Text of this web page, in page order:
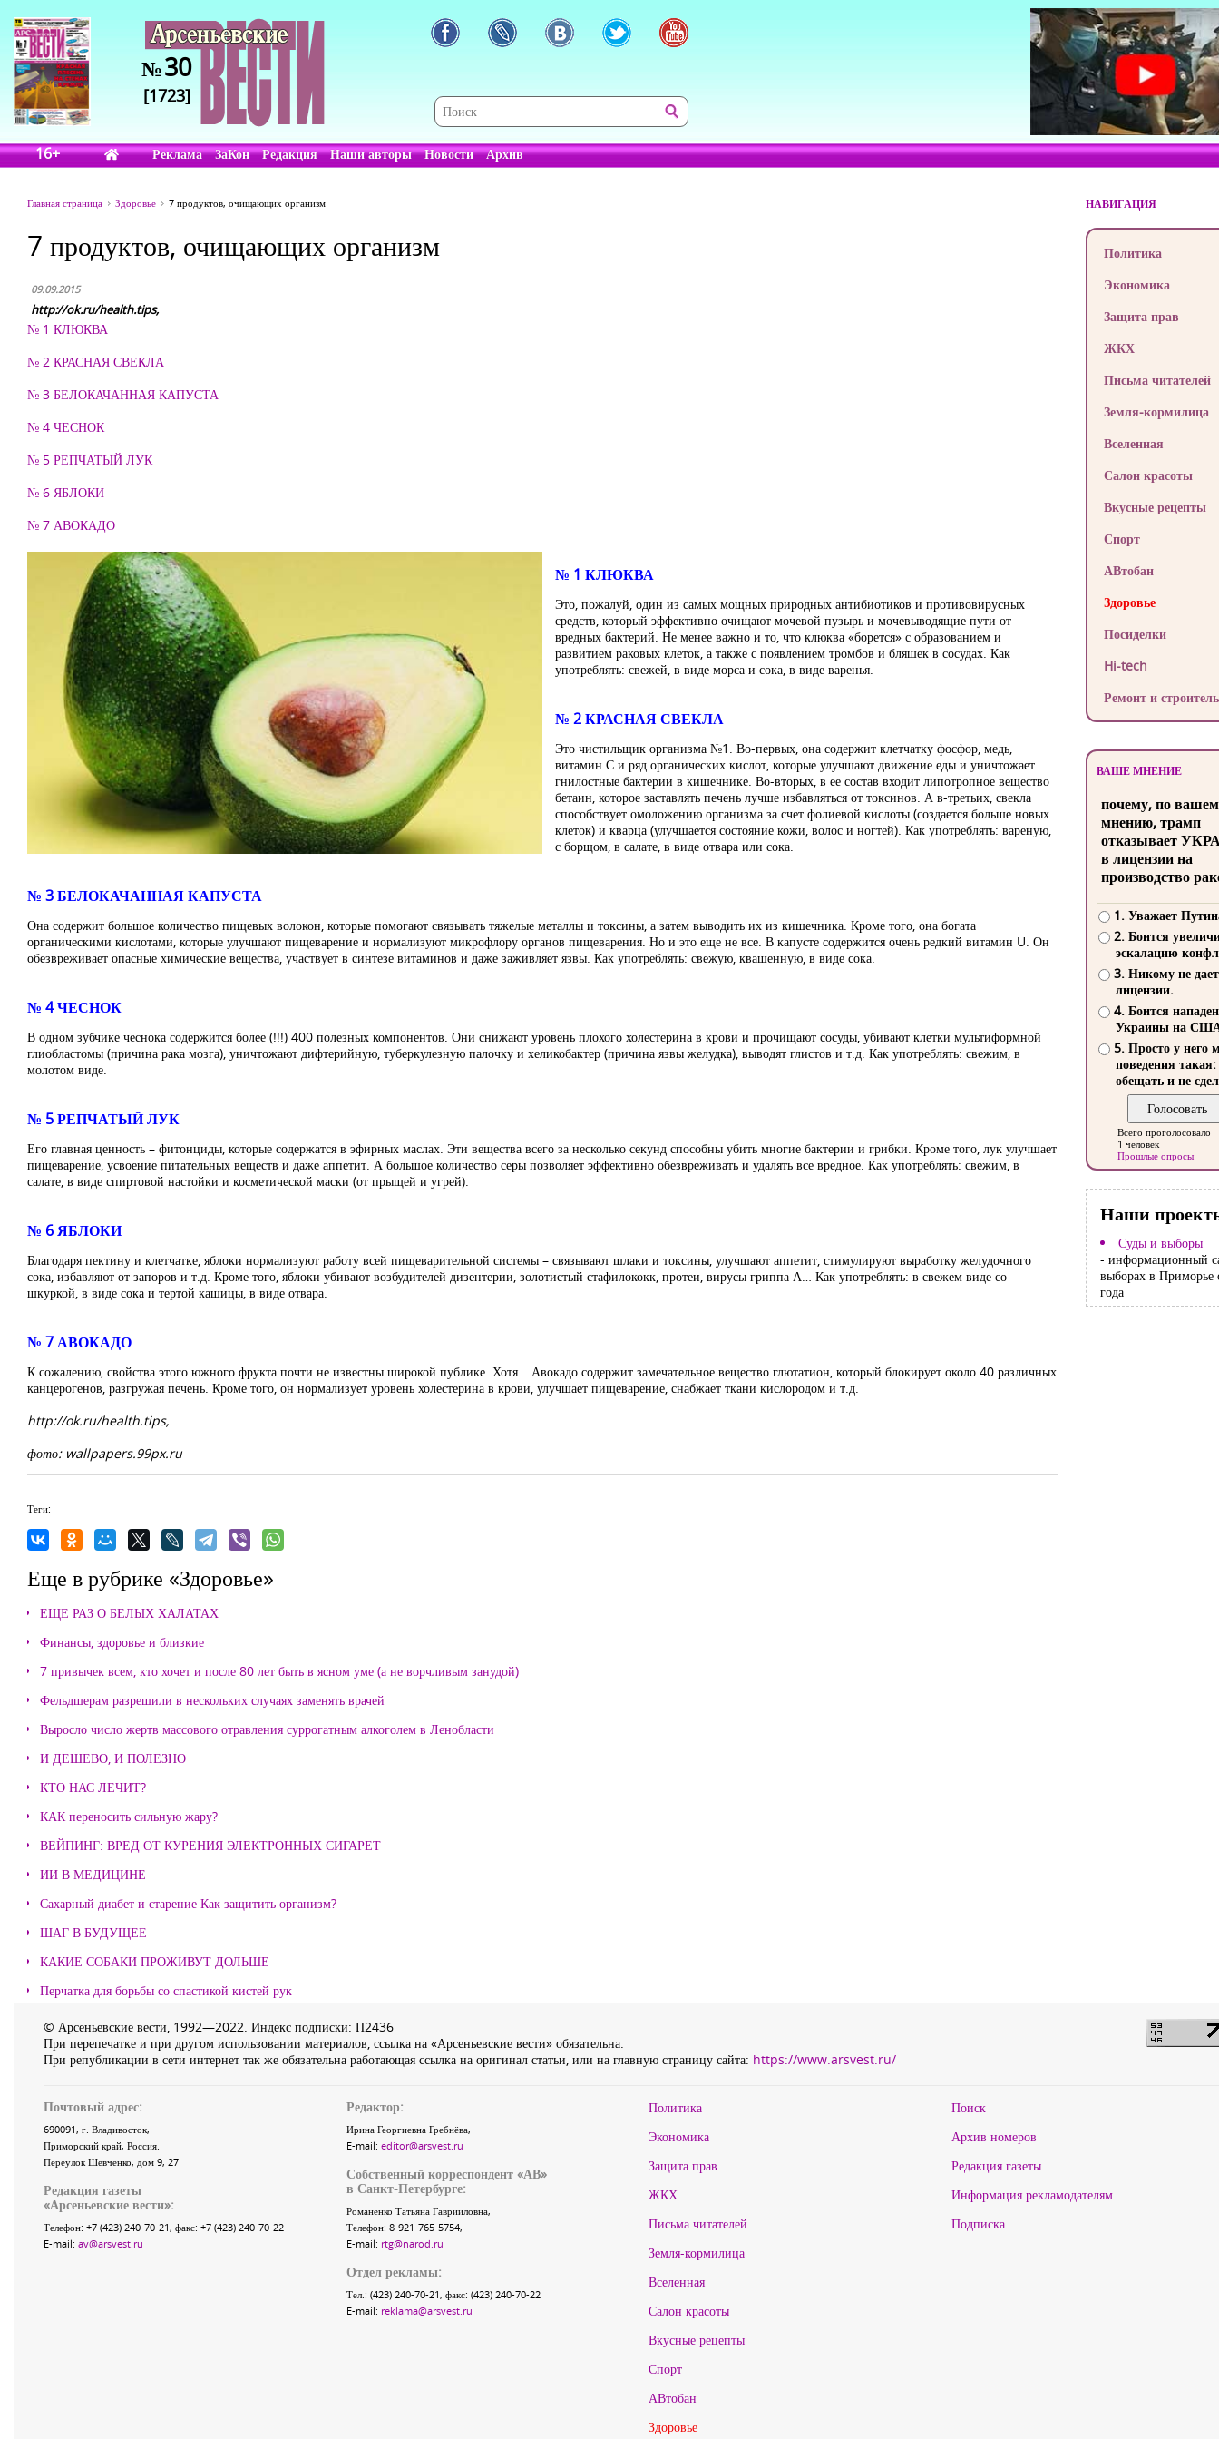
№30
[1723]
16+ Реклама ЗаКон Редакция Наши авторы Новости Архив
Главная страница Здоровье 7 продуктов, очищающих организм
7 продуктов, очищающих организм
09.09.2015
http://ok.ru/health.tips,
№ 1 КЛЮКВА
№ 2 КРАСНАЯ СВЕКЛА
№ 3 БЕЛОКАЧАННАЯ КАПУСТА
№ 4 ЧЕСНОК
№ 5 РЕПЧАТЫЙ ЛУК
№ 6 ЯБЛОКИ
№ 7 АВОКАДО
№ 1 КЛЮКВА
Это, пожалуй, один из самых мощных природных антибиотиков и противовирусных
средств, который эффективно очищают мочевой пузырь и мочевыводящие пути от
вредных бактерий. Не менее важно и то, что клюква «борется» с образованием и
развитием раковых клеток, а также с появлением тромбов и бляшек в сосудах. Как
употреблять: свежей, в виде морса и сока, в виде варенья.
№ 2 КРАСНАЯ СВЕКЛА
Это чистильщик организма №1. Во-первых, она содержит клетчатку фосфор, медь,
витамин С и ряд органических кислот, которые улучшают движение еды и уничтожает
гнилостные бактерии в кишечнике. Во-вторых, в ее состав входит липотропное вещество
бетаин, которое заставлять печень лучше избавляться от токсинов. А в-третьих, свекла
способствует омоложению организма за счет фолиевой кислоты (создается больше новых
клеток) и кварца (улучшается состояние кожи, волос и ногтей). Как употреблять: вареную,
с борщом, в салате, в виде отвара или сока.
№ 3 БЕЛОКАЧАННАЯ КАПУСТА
Она содержит большое количество пищевых волокон, которые помогают связывать тяжелые металлы и токсины, а затем выводить их из кишечника. Кроме того, она богата
органическими кислотами, которые улучшают пищеварение и нормализуют микрофлору органов пищеварения. Но и это еще не все. В капусте содержится очень редкий витамин U. Он
обезвреживает опасные химические вещества, участвует в синтезе витаминов и даже заживляет язвы. Как употреблять: свежую, квашенную, в виде сока.
№ 4 ЧЕСНОК
В одном зубчике чеснока содержится более (!!!) 400 полезных компонентов. Они снижают уровень плохого холестерина в крови и прочищают сосуды, убивают клетки мультиформной
глиобластомы (причина рака мозга), уничтожают дифтерийную, туберкулезную палочку и хеликобактер (причина язвы желудка), выводят глистов и т.д. Как употреблять: свежим, в
молотом виде.
№ 5 РЕПЧАТЫЙ ЛУК
Его главная ценность – фитонциды, которые содержатся в эфирных маслах. Эти вещества всего за несколько секунд способны убить многие бактерии и грибки. Кроме того, лук улучшает
пищеварение, усвоение питательных веществ и даже аппетит. А большое количество серы позволяет эффективно обезвреживать и удалять все вредное. Как употреблять: свежим, в
салате, в виде спиртовой настойки и косметической маски (от прыщей и угрей).
№ 6 ЯБЛОКИ
Благодаря пектину и клетчатке, яблоки нормализуют работу всей пищеварительной системы – связывают шлаки и токсины, улучшают аппетит, стимулируют выработку желудочного
сока, избавляют от запоров и т.д. Кроме того, яблоки убивают возбудителей дизентерии, золотистый стафилококк, протеи, вирусы гриппа А… Как употреблять: в свежем виде со
шкуркой, в виде сока и тертой кашицы, в виде отвара.
№ 7 АВОКАДО
К сожалению, свойства этого южного фрукта почти не известны широкой публике. Хотя… Авокадо содержит замечательное вещество глютатион, который блокирует около 40 различных
канцерогенов, разгружая печень. Кроме того, он нормализует уровень холестерина в крови, улучшает пищеварение, снабжает ткани кислородом и т.д.
http://ok.ru/health.tips,
фото: wallpapers.99px.ru
Теги:
Еще в рубрике «Здоровье»
ЕЩЕ РАЗ О БЕЛЫХ ХАЛАТАХ
Финансы, здоровье и близкие
7 привычек всем, кто хочет и после 80 лет быть в ясном уме (а не ворчливым занудой)
Фельдшерам разрешили в нескольких случаях заменять врачей
Выросло число жертв массового отравления суррогатным алкоголем в Ленобласти
И ДЕШЕВО, И ПОЛЕЗНО
КТО НАС ЛЕЧИТ?
КАК переносить сильную жару?
ВЕЙПИНГ: ВРЕД ОТ КУРЕНИЯ ЭЛЕКТРОННЫХ СИГАРЕТ
ИИ В МЕДИЦИНЕ
Сахарный диабет и старение Как защитить организм?
ШАГ В БУДУЩЕЕ
КАКИЕ СОБАКИ ПРОЖИВУТ ДОЛЬШЕ
Перчатка для борьбы со спастикой кистей рук
НАВИГАЦИЯ
Политика
Экономика
Защита прав
ЖКХ
Письма читателей
Земля-кормилица
Вселенная
Салон красоты
Вкусные рецепты
Спорт
АВтобан
Здоровье
Посиделки
Hi-tech
Ремонт и
ВАШЕ МНЕНИЕ
почему, по
мнению, трамп
отказывает
в лицензии на
производство
1. Уважает
2. Боится
эскалацию
3. Никому не
лицензии.
4. Боится
Украины на
5. Просто у него
поведения такая:
обещать и не
Всего проголосовало
1 человек
Прошлые опросы
Наши
Суды и выборы
- информационный
выборах в Приморье
года
© Арсеньевские вести, 1992—2022. Индекс подписки: П2436
При перепечатке и при другом использовании материалов, ссылка на «Арсеньевские вести» обязательна.
При републикации в сети интернет так же обязательна работающая ссылка на оригинал статьи, или на главную страницу сайта: https://www.arsvest.ru/
Почтовый адрес:
690091, г. Владивосток,
Приморский край, Россия.
Переулок Шевченко, дом 9, 27
Редакция газеты
«Арсеньевские вести»:
Телефон: +7 (423) 240-70-21, факс: +7 (423) 240-70-22
E-mail: av@arsvest.ru
Редактор:
Ирина Георгиевна Гребнёва,
E-mail: editor@arsvest.ru
Собственный корреспондент «АВ»
в Санкт-Петербурге:
Романенко Татьяна Гаврииловна,
Телефон: 8-921-765-5754,
E-mail: rtg@narod.ru
Отдел рекламы:
Тел.: (423) 240-70-21, факс: (423) 240-70-22
E-mail: reklama@arsvest.ru
Политика
Экономика
Защита прав
ЖКХ
Письма читателей
Земля-кормилица
Вселенная
Салон красоты
Вкусные рецепты
Спорт
АВтобан
Здоровье
Поиск
Архив номеров
Редакция газеты
Информация рекламодателям
Подписка